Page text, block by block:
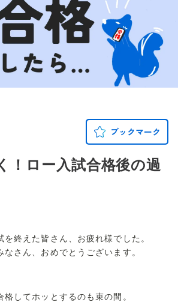
ブックマーク
！ロー入試合格後の過
を終えた皆さん、お疲れ様でした。
なさん、おめでとうございます。
格してホッとするのも束の間。